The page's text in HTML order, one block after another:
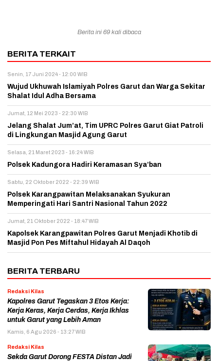
Berita ini 69 kali dibaca
BERITA TERKAIT
Senin, 17 Juni 2024 - 12:00 WIB
Wujud Ukhuwah Islamiyah Polres Garut dan Warga Sekitar
Shalat Idul Adha Bersama
Jumat, 12 Mei 2023 - 22:30 WIB
Jelang Shalat Jum’at, Tim UPRC Polres Garut Giat Patroli
di Lingkungan Masjid Agung Garut
Selasa, 21 Maret 2023 - 16:24 WIB
Polsek Kadungora Hadiri Keramasan Sya’ban
Sabtu, 22 Oktober 2022 - 22:39 WIB
Polsek Karangpawitan Melaksanakan Syukuran
Memperingati Hari Santri Nasional Tahun 2022
Jumat, 21 Oktober 2022 - 18:47 WIB
Kapolsek Karangpawitan Polres Garut Menjadi Khotib di
Masjid Pon Pes Miftahul Hidayah Al Daqoh
BERITA TERBARU
Redaksi Kilas
Kapolres Garut Tegaskan 3 Etos Kerja:
Kerja Keras, Kerja Cerdas, Kerja Ikhlas
untuk Garut yang Lebih Aman
Kamis, 6 Agu 2026 - 13:27 WIB
Redaksi Kilas
Sekda Garut Dorong FESTA Distan Jadi